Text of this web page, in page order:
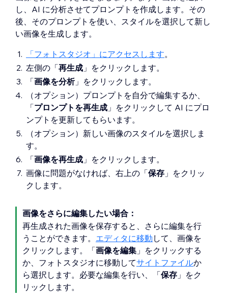
し、AI に分析させてプロンプトを作成します。その
後、そのプロンプトを使い、スタイルを選択して新し
い画像を生成します。
「フォトスタジオ」にアクセスします。
左側の「再生成 」をクリックします。
「画像を分析」をクリックします。
（オプション）プロンプトを自分で編集するか、
「プロンプトを再生成 」をクリックして AI にプロ
ンプトを更新してもらいます。
（オプション）新しい画像のスタイルを選択しま
す。
「画像を再生成 」をクリックします。
画像に問題がなければ、右上の「保存 」をクリッ
クします。
画像をさらに編集したい場合：
再生成された画像を保存すると、さらに編集を行
うことができます。 エディタに移動 して、画像を
クリックします。「画像を編集 」をクリックする
か、フォトスタジオに移動してサイトファイルか
ら選択します。必要な編集を行い、「保存 」をク
リックします。